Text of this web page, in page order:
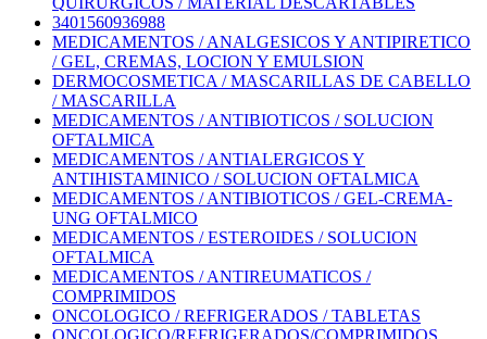
3401560936988
MEDICAMENTOS / ANALGESICOS Y ANTIPIRETICO
/ GEL, CREMAS, LOCION Y EMULSION
DERMOCOSMETICA / MASCARILLAS DE CABELLO
/ MASCARILLA
MEDICAMENTOS / ANTIBIOTICOS / SOLUCION
OFTALMICA
MEDICAMENTOS / ANTIALERGICOS Y
ANTIHISTAMINICO / SOLUCION OFTALMICA
MEDICAMENTOS / ANTIBIOTICOS / GEL-CREMA-
UNG OFTALMICO
MEDICAMENTOS / ESTEROIDES / SOLUCION
OFTALMICA
MEDICAMENTOS / ANTIREUMATICOS /
COMPRIMIDOS
ONCOLOGICO / REFRIGERADOS / TABLETAS